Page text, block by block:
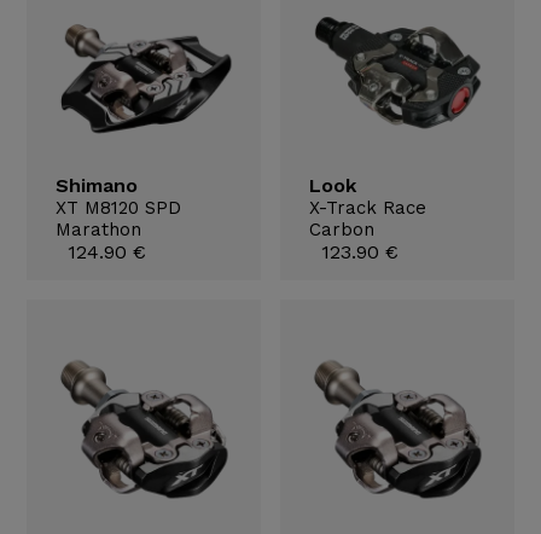
Shimano
XT M8120 SPD
Marathon
124.90 €
Look
X-Track Race
Carbon
123.90 €